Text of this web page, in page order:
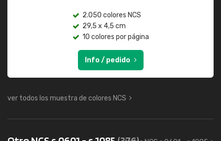
2.050 colores NCS
29,5 x 4,5 cm
10 colores por página
Info / pedido
ver todos los muestra de colores NCS